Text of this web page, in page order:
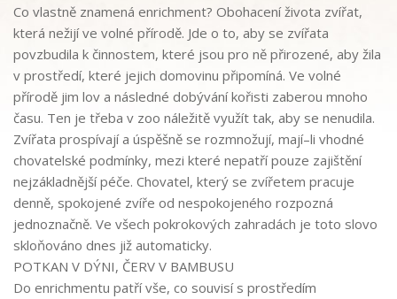
Co vlastně znamená enrichment? Obohacení života zvířat,
která nežijí ve volné přírodě. Jde o to, aby se zvířata
povzbudila k činnostem, které jsou pro ně přirozené, aby žila
v prostředí, které jejich domovinu připomíná. Ve volné
přírodě jim lov a následné dobývání kořisti zaberou mnoho
času. Ten je třeba v zoo náležitě využít tak, aby se nenudila.
Zvířata prospívají a úspěšně se rozmnožují, mají–li vhodné
chovatelské podmínky, mezi které nepatřípouze zajištění
nejzákladnější péče. Chovatel, který se zvířetem pracuje
denně, spokojené zvíře od nespokojeného rozpozná
jednoznačně. Ve všech pokrokových zahradách je toto slovo
skloňováno dnes již automaticky.
POTKAN V DÝNI, ČERV V BAMBUSU
Do enrichmentu patří vše, co souvisí s prostředím